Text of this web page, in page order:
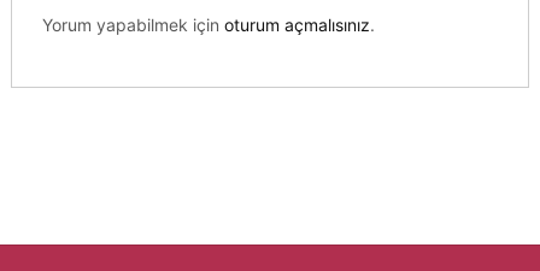
Yorum yapabilmek için oturum açmalısınız.